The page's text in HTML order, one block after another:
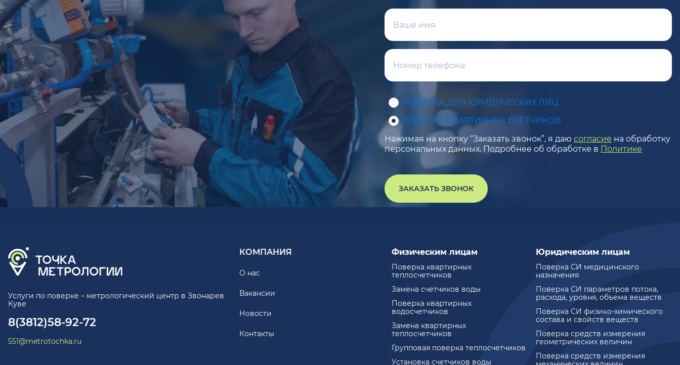
ПОВЕРКА ДЛЯ ЮРИДИЧЕСКИХ ЛИЦ
ПОВЕРКА КВАРТИРНЫХ СЧЕТЧИКОВ
Нажимая на кнопку “Заказать звонок”, я даю согласие на обработку
персональных данных. Подробнее об обработке в Политике
ЗАКАЗАТЬ ЗВОНОК
Услуги по поверке – метрологический центр в Звонарев
Куве
8(3812)58-92-72
551@metrotochka.ru
КОМПАНИЯ
О нас
Вакансии
Новости
Контакты
Физическим лицам
Поверка квартирных
теплосчетчиков
Замена счетчиков воды
Поверка квартирных
водосчетчиков
Замена квартирных
теплосчетчиков
Групповая поверка теплосчетчиков
Установка счетчиков воды
Юридическим лицам
Поверка СИ медицинского
назначения
Поверка СИ параметров потока,
расхода, уровня, объема веществ
Поверка СИ физико-химического
состава и свойств веществ
Поверка средств измерения
геометрических величин
Поверка средств измерения